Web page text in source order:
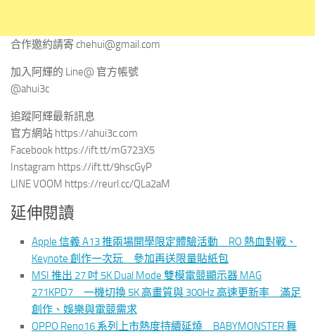
合作邀約請寄chehui@gmail.com
加入阿輝的 Line@ 官方帳號
@ahui3c
追蹤阿輝最新訊息
官方網站 https://ahui3c.com
Facebook https://ift.tt/mG723X5
Instagram https://ift.tt/9hscGyP
LINE VOOM https://reurl.cc/QLa2aM
延伸閱讀
Apple 信義 A13 推兩場開學限定體驗活動 RO 熱血對戰、
Keynote 創作一次玩 參加再送限量貼紙包
MSI 推出 27 吋 5K Dual Mode 雙模電競顯示器 MAG
271KPD7 一機切換 5K 高畫質與 300Hz 高速更新率 滿足
創作、娛樂與電競需求
OPPO Reno16 系列上市熱度持續延燒 BABYMONSTER 舞